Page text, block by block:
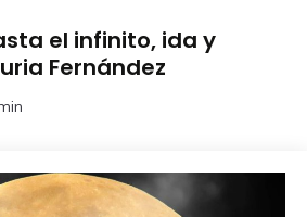
el infinito, ida y
Fernández